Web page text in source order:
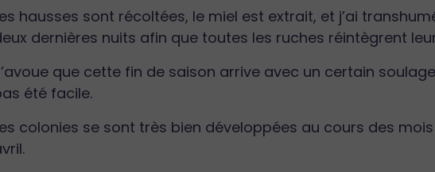
hausses sont récoltées, le miel est extrait, et j’ai
dernières nuits afin que toutes les ruches réintègrent
que cette fin de saison arrive avec un certain
été facile.
colonies se sont très bien développées au cours des